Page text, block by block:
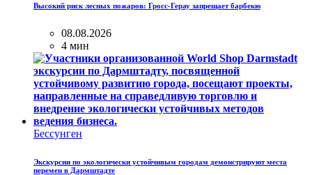
Высокий риск лесных пожаров: Гросс-Герау запрещает барбекю
08.08.2026
4 мин
Бессунген
Экскурсии по экологически устойчивым городам демонстрируют места
перемен в Дармштадте